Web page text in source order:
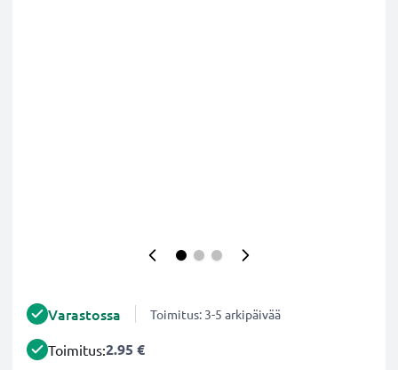
Varastossa Toimitus: 3-5 arkipäivää
Toimitus:2.95 €